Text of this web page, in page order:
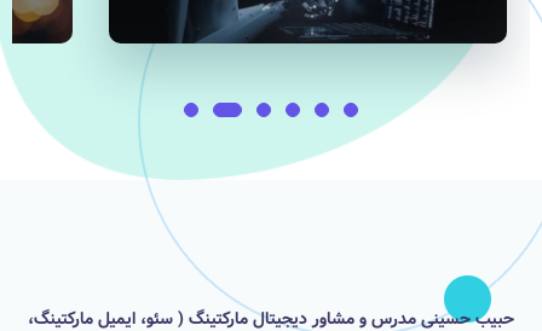
حبیب حسینی مدرس و مشاور دیجیتال مارکتینگ ( سئو، ایمیل مارکتینگ،